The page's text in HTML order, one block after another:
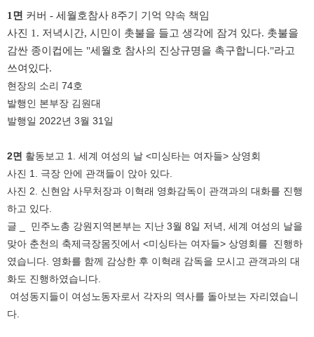
1면 커버 - 세월호참사 8주기 기억 약속 책임
사진 1. 저녁시간, 시민이 촛불을 들고 생각에 잠겨 있다. 촛불을
감싼 종이컵에는 "세월호 참사의 진상규명을 촉구합니다."라고
쓰여있다.
현장의 소리 74호
발행인 본부장 김원대
발행일 2022년 3월 31일
2면 활동보고 1. 세계 여성의 날 <미싱타는 여자들> 상영회
사진 1. 극장 안에 관객들이 앉아 있다.
사진 2. 신현암 사무처장과 이혁래 영화감독이 관객과의 대화를 진행
하고 있다.
글 _ 민주노총 강원지역본부는 지난 3월 8일 저녁, 세계 여성의 날을
맞아 춘천의 축제극장몸짓에서 <미싱타는 여자들> 상영회를 진행하
였습니다. 영화를 함께 감상한 후 이혁래 감독을 모시고 관객과의 대
화도 진행하였습니다.
여성동지들이 여성노동자로서 각자의 역사를 돌아보는 자리였습니
다.